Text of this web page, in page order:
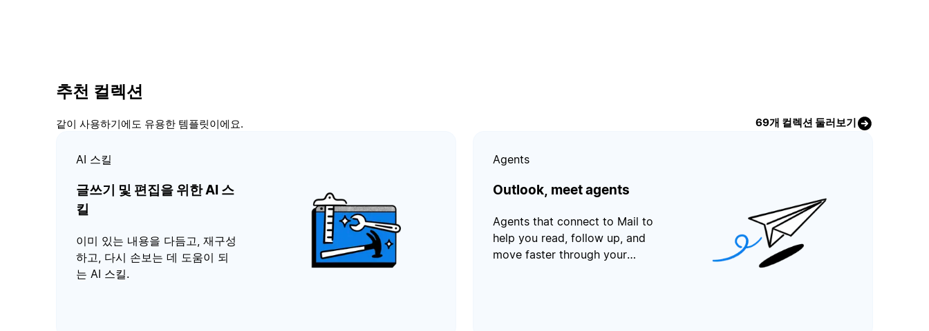
추천 컬렉션
같이 사용하기에도 유용한 템플릿이에요. 69개 컬렉션 둘러보기
AI 스킬
글쓰기 및 편집을 위한 AI 스
킬
이미 있는 내용을 다듬고, 재구성
하고, 다시 손보는 데 도움이 되
는 AI 스킬.
Agents
Outlook, meet agents
Agents that connect to Mail to
help you read, follow up, and
move faster through your